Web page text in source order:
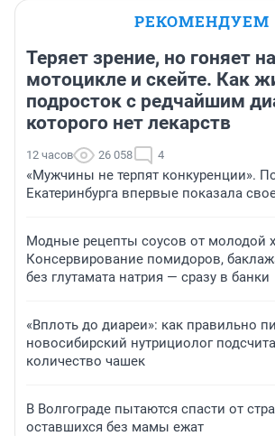
РЕКОМЕНДУЕМ
Теряет зрение, но гоняет на
мотоцикле и скейте. Как
подросток с редчайшим
которого нет лекарств
12 часов 26 058 4
«Мужчины не терпят конкуренции».
Екатеринбурга впервые показала
Модные рецепты соусов от молодой
Консервирование помидоров,
без глутамата натрия — сразу в банки
«Вплоть до диареи»: как правильно
новосибирский нутрициолог
количество чашек
В Волгограде пытаются спасти от
оставшихся без мамы ежат